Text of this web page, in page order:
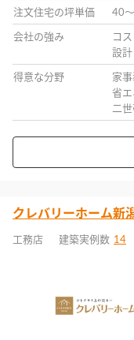
注文住宅の坪単価 40
会社の強み
コ
設
得意な分野
家
省
二世
クレバリーホーム新
工務店 建築実例数 14